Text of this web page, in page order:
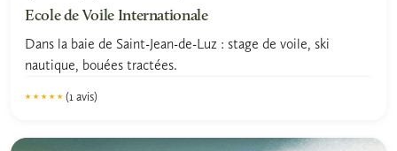
Ecole de Voile Internationale
Dans la baie de Saint-Jean-de-Luz : stage de voile, ski
nautique, bouées tractées.
★★★★★
★★★★★ (1 avis)